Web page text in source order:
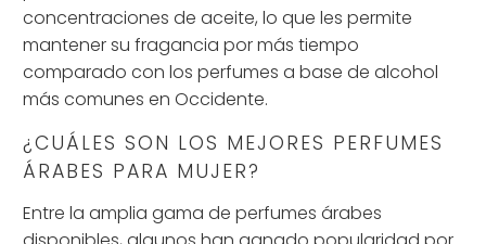
concentraciones de aceite, lo que les permite
mantener su fragancia por más tiempo
comparado con los perfumes a base de alcohol
más comunes en Occidente.
¿CUÁLES SON LOS MEJORES PERFUMES
ÁRABES PARA MUJER?
Entre la amplia gama de perfumes árabes